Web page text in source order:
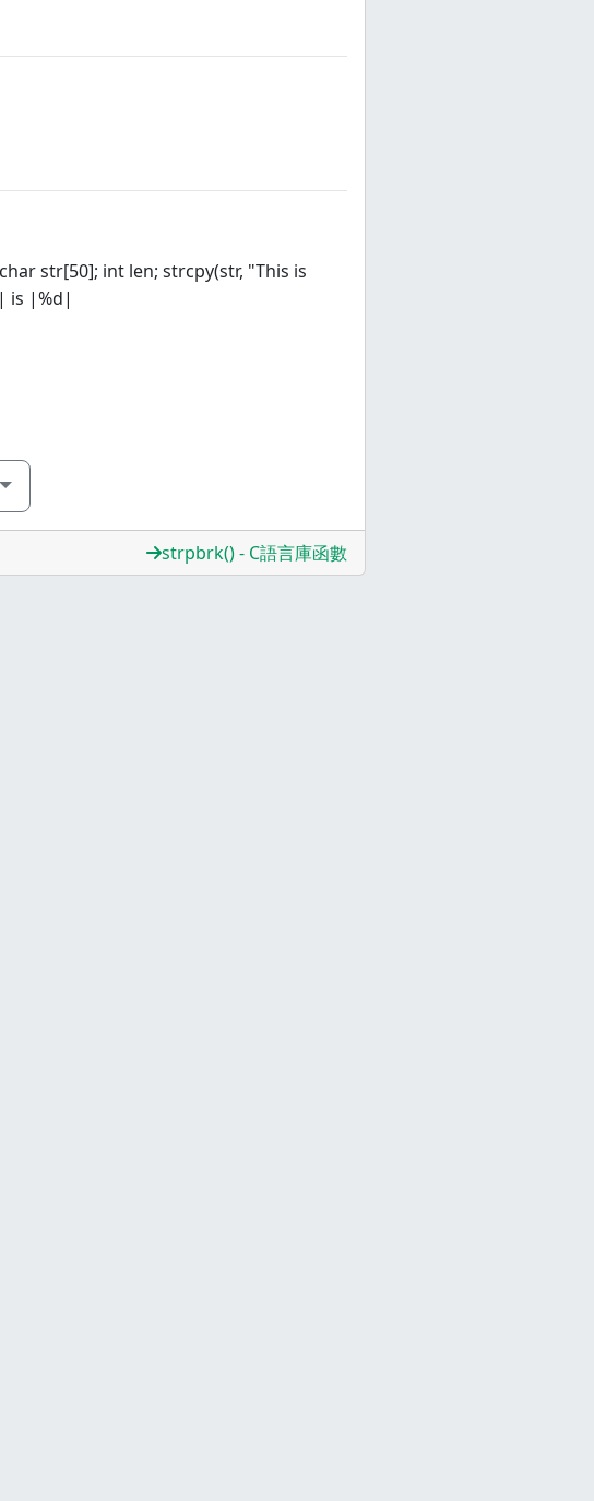
str[50]; int len; strcpy(str, "This is
is |%d|
strpbrk() - C語言庫函數